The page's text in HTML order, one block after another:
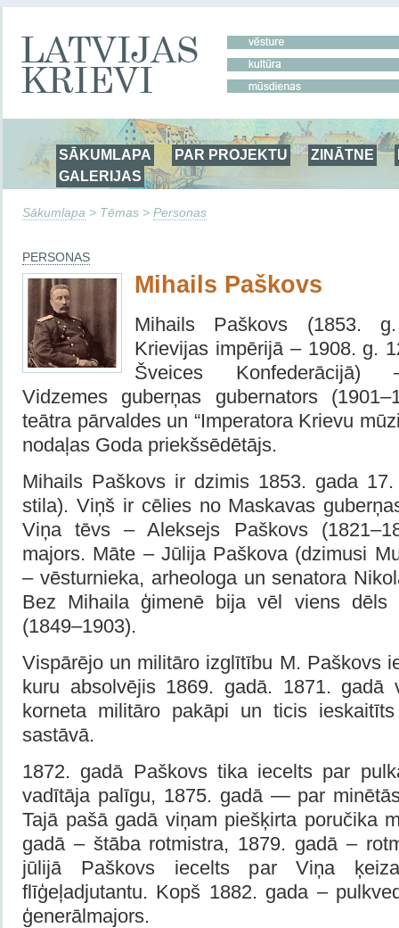
SĀKUMLAPA PAR PROJEKTU ZINĀTNE
GALERIJAS
Sākumlapa > Tēmas > Personas
PERSONAS
Mihails Paškovs
Mihails Paškovs (1853.
Krievijas impērijā – 1908. g.
Šveices Konfederācijā)
Vidzemes guberņas gubernators
teātra pārvaldes un “Imperatora Krievu
nodaļas Goda priekšsēdētājs.
Mihails Paškovs ir dzimis 1853. gada
stila). Viņš ir cēlies no Maskavas
Viņa tēvs – Aleksejs Paškovs
majors. Māte – Jūlija Paškova (dzimusi
– vēsturnieka, arheologa un senatora
Bez Mihaila ģimenē bija vēl viens dēls
(1849–1903).
Vispārējo un militāro izglītību М. Paškovs
kuru absolvējis 1869. gadā. 1871. gadā
korneta militāro pakāpi un ticis
sastāvā.
1872. gadā Paškovs tika iecelts par
vadītāja palīgu, 1875. gadā — par
Tajā pašā gadā viņam piešķirta poručika
gadā – štāba rotmistra, 1879. gadā –
jūlijā Paškovs iecelts par Viņa
flīģeļadjutantu. Kopš 1882. gada –
ģenerālmajors.